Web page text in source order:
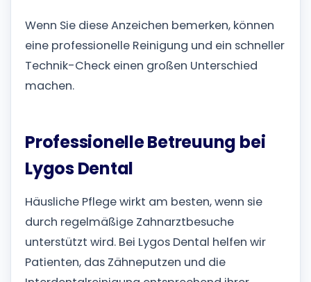
Wenn Sie diese Anzeichen bemerken, können
eine professionelle Reinigung und ein schneller
Technik-Check einen großen Unterschied
machen.
Professionelle Betreuung bei
Lygos Dental
Häusliche Pflege wirkt am besten, wenn sie
durch regelmäßige Zahnarztbesuche
unterstützt wird. Bei Lygos Dental helfen wir
Patienten, das Zähneputzen und die